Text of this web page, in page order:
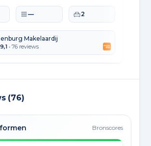
Perceeloppervlakte
— Slaapkamers
2
Makelaardij
9,1 • 76 reviews
(76)
Bronscores